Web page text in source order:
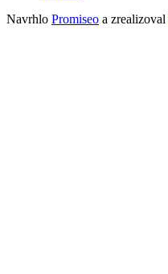
Navrhlo Promiseo a zrealizoval